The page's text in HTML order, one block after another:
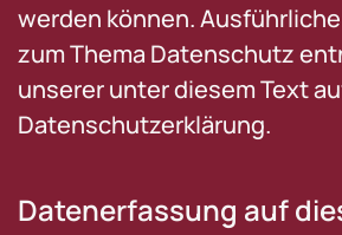
werden können.
zum Thema Datenschutz
unserer unter diesem Text
Datenschutzerklärung.
Datenerfassung auf